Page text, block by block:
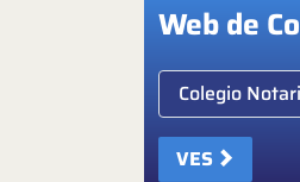
Web de
Elige colegio notarial
VES